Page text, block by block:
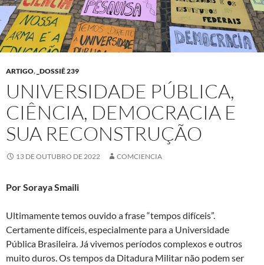
ARTIGO, _DOSSIÊ 239
UNIVERSIDADE PÚBLICA,
CIÊNCIA, DEMOCRACIA E
SUA RECONSTRUÇÃO
13 DE OUTUBRO DE 2022 COMCIENCIA
Por Soraya Smaili
Ultimamente temos ouvido a frase “tempos difíceis”.
Certamente difíceis, especialmente para a Universidade
Pública Brasileira. Já vivemos períodos complexos e outros
muito duros. Os tempos da Ditadura Militar não podem ser